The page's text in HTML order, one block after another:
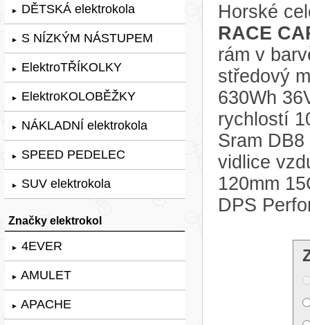
► DĚTSKÁ elektrokola
► S NÍZKÝM NÁSTUPEM
► ElektroTŘÍKOLKY
► ElektroKOLOBĚŽKY
► NÁKLADNÍ elektrokola
► SPEED PEDELEC
► SUV elektrokola
Značky elektrokol
► 4EVER
► AMULET
► APACHE
Horské
RACE
rám v
středový
630Wh
rychlostí
Sram
vidlice
120mm
DPS